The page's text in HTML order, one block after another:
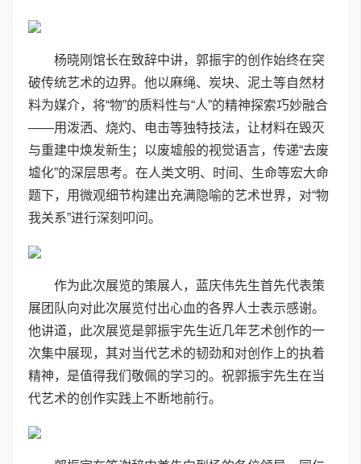
杨晓刚馆长在致辞中讲，郭振宇的创作始终在突
破传统艺术的边界。他以麻绳、炭块、泥土等自然材
料为媒介，将“物”的质料性与“人”的精神探索巧妙融合
——用泼洒、烧灼、电击等独特技法，让材料在毁灭
与重建中焕发新生；以废墟般的视觉语言，传递“去废
墟化”的深层思考。在人类文明、时间、生命等宏大命
题下，用微观细节构建出充满隐喻的艺术世界，对“物
我关系”进行深刻叩问。
作为此次展览的策展人，蓝庆伟先生首先代表策
展团队向对此次展览付出心血的各界人士表示感谢。
他讲道，此次展览是郭振宇先生近几年艺术创作的一
次集中展现，其对当代艺术的韧劲和对创作上的执着
精神，是值得我们敬佩的学习的。祝郭振宇先生在当
代艺术的创作实践上不断地前行。